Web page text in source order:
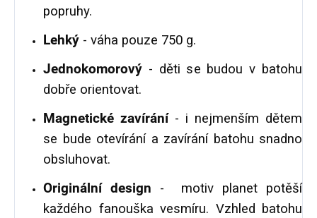
popruhy.
Lehký - váha pouze 750 g.
Jednokomorový - děti se budou v batohu
dobře orientovat.
Magnetické zavírání- i nejmenším dětem
se bude otevírání a zavírání batohu snadno
obsluhovat.
Originální design - motiv planet potěší
každého fanouška vesmíru. Vzhled batohu